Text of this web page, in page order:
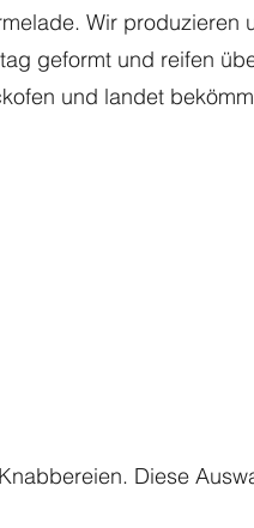
Wir produzieren
geformt und reifen
und landet
Diese